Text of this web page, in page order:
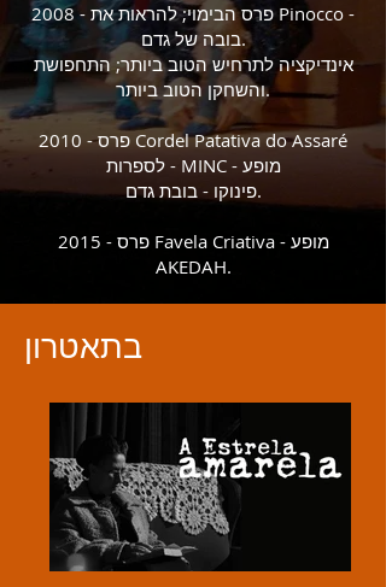
2008 - פרס הבימוי; להראות את Pinocco -
בובה של גדם.
אינדיקציה לתרחיש הטוב ביותר; התחפושת
והשחקן הטוב ביותר.
2010 - פרס Cordel Patativa do Assaré
לספרות - MINC - מופע
פינוקו - בובת גדם.
2015 - פרס Favela Criativa - מופע
AKEDAH.
בתאטרון